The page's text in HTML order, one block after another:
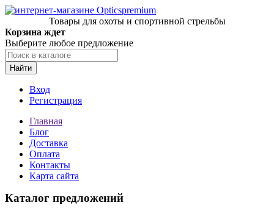
Товары для охоты и спортивной стрельбы
Корзина ждет
Выберите любое предложение
Найти
Вход
Регистрация
Главная
Блог
Доставка
Оплата
Контакты
Карта сайта
Каталог предложений